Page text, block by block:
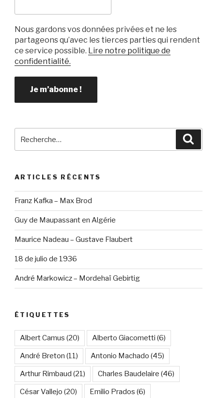
Nous gardons vos données privées et ne les
partageons qu’avec les tierces parties qui rendent
ce service possible. Lire notre politique de
confidentialité.
pour
ARTICLES RÉCENTS
Franz Kafka – Max Brod
Guy de Maupassant en Algérie
Maurice Nadeau – Gustave Flaubert
18 de julio de 1936
André Markowicz – Mordehaï Gebirtig
ÉTIQUETTES
Albert Camus (20) Alberto Giacometti (6)
André Breton (11) Antonio Machado (45)
Arthur Rimbaud (21) Charles Baudelaire (46)
César Vallejo (20) Emilio Prados (6)